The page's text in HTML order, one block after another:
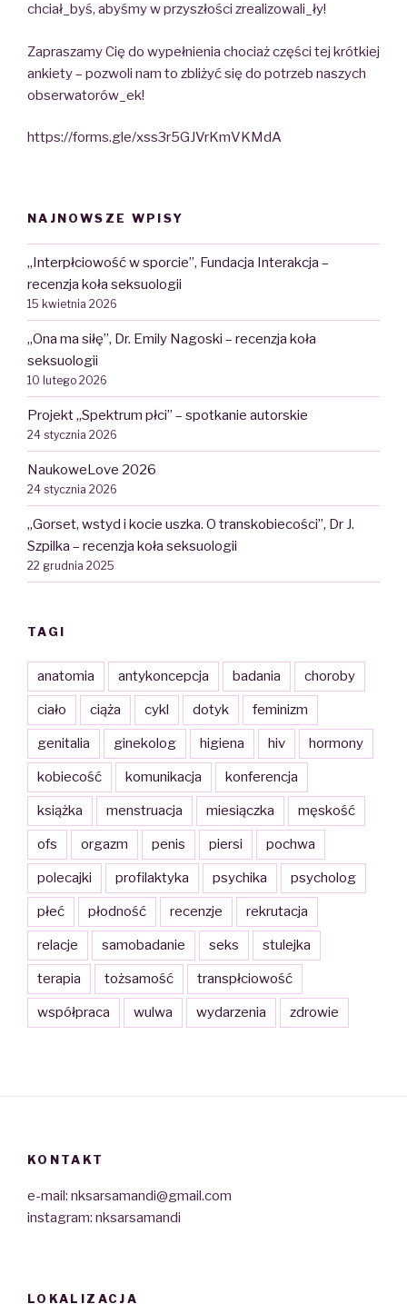
chciał_byś, abyśmy w przyszłości zrealizowali_ły!
Zapraszamy Cię do wypełnienia chociaż części tej krótkiej
ankiety – pozwoli nam to zbliżyć się do potrzeb naszych
obserwatorów_ek!
https://forms.gle/xss3r5GJVrKmVKMdA
NAJNOWSZE WPISY
„Interpłciowość w sporcie”, Fundacja Interakcja –
recenzja koła seksuologii
15 kwietnia 2026
„Ona ma siłę”, Dr. Emily Nagoski – recenzja koła
seksuologii
10 lutego 2026
Projekt „Spektrum płci” – spotkanie autorskie
24 stycznia 2026
NaukoweLove 2026
24 stycznia 2026
„Gorset, wstyd i kocie uszka. O transkobiecości”, Dr J.
Szpilka – recenzja koła seksuologii
22 grudnia 2025
TAGI
anatomia antykoncepcja badania choroby
ciało ciąża cykl dotyk feminizm
genitalia ginekolog higiena hiv hormony
kobiecość komunikacja konferencja
książka menstruacja miesiączka męskość
ofs orgazm penis piersi pochwa
polecajki profilaktyka psychika psycholog
płeć płodność recenzje rekrutacja
relacje samobadanie seks stulejka
terapia tożsamość transpłciowość
współpraca wulwa wydarzenia zdrowie
KONTAKT
e-mail: nksarsamandi@gmail.com
instagram: nksarsamandi
LOKALIZACJA